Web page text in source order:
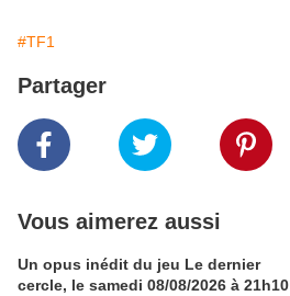
#TF1
Partager
Vous aimerez aussi
Un opus inédit du jeu Le dernier
cercle, le samedi 08/08/2026 à 21h10